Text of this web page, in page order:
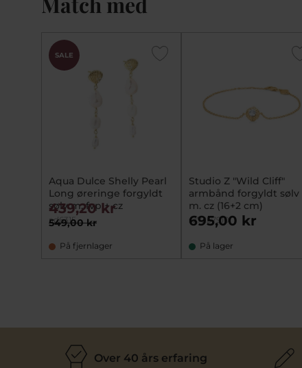
SALE
Aqua Dulce Shelly Pearl
Long øreringe forgyldt
sølv m. fvp + cz
ad6315
549,00 kr
439,20 kr
På fjernlager
Studio Z "Wild Cliff"
armbånd forgyldt sølv
m. cz (16+2 cm)
sz7257910
695,00 kr
På lager
Over 40 års erfaring